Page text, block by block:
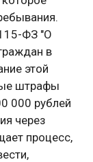
ФЗ "О
в
этой
штрафы
000 рублей
через
процесс,